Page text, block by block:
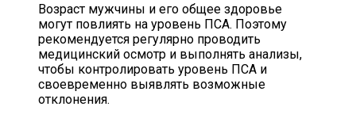
Возраст мужчины и его общее здоровье
могут повлиять на уровень ПСА. Поэтому
рекомендуется регулярно проводить
медицинский осмотр и выполнять анализы,
чтобы контролировать уровень ПСА и
своевременно выявлять возможные
отклонения.